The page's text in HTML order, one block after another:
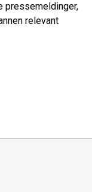
pressemeldinger,
relevant